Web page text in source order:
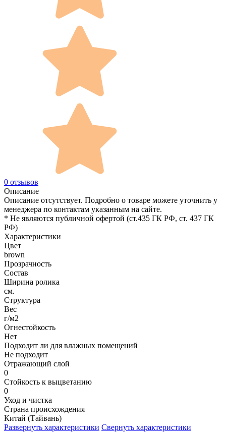
0 отзывов
Описание
Описание отсутствует. Подробно о товаре можете уточнить у
менеджера по контактам указанным на сайте.
* Не являются публичной офертой (ст.435 ГК РФ, cт. 437 ГК
РФ)
Характеристики
Цвет
brown
Прозрачность
Состав
Ширина ролика
см.
Структура
Вес
г/м2
Огнестойкость
Нет
Подходит ли для влажных помещений
Не подходит
Отражающий слой
0
Стойкость к выцветанию
0
Уход и чистка
Страна происхождения
Китай (Тайвань)
Развернуть характеристики Свернуть характеристики